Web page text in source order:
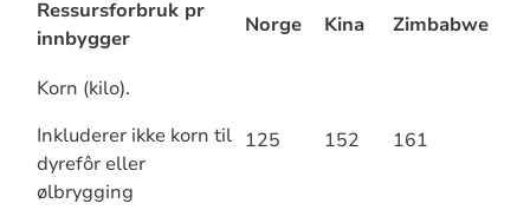
Ressursforbruk pr
innbygger
Norge Kina Zimbabwe
Korn (kilo).
Inkluderer ikke korn til
dyrefôr eller
ølbrygging
125 152 161